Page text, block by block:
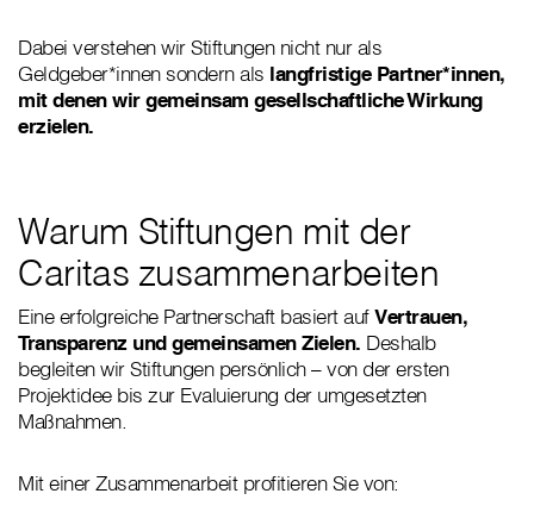
Dabei verstehen wir Stiftungen nicht nur als
Geldgeber*innen sondern als langfristige Partner*innen,
mit denen wir gemeinsam gesellschaftliche Wirkung
erzielen.
Warum Stiftungen mit der
Caritas zusammenarbeiten
Eine erfolgreiche Partnerschaft basiert aufVertrauen,
Transparenz und gemeinsamen Zielen. Deshalb
begleiten wir Stiftungen persönlich – von der ersten
Projektidee bis zur Evaluierung der umgesetzten
Maßnahmen.
Mit einer Zusammenarbeit profitieren Sie von: